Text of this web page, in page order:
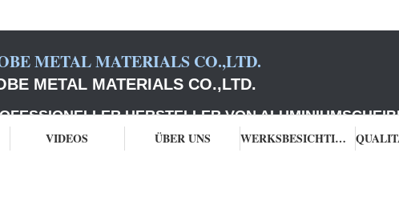
METAL MATERIALS CO.,LTD.
METAL MATERIALS CO.,LTD.
HERSTELLER VON
VIDEOS ÜBER UNS WERKSBESICHTIGUNG